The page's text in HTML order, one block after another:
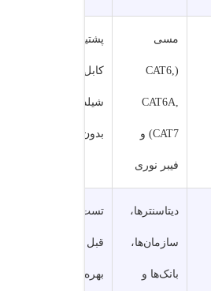
مسی
(CAT6,
CAT6A,
CAT7) و
فیبر نوری
پشتیبانی از
کابل‌های
شیلد و
بدون شیلد
دیتاسنترها،
سازمان‌ها،
بانک‌ها و
تست نهایی
قبل از
بهره‌برداری